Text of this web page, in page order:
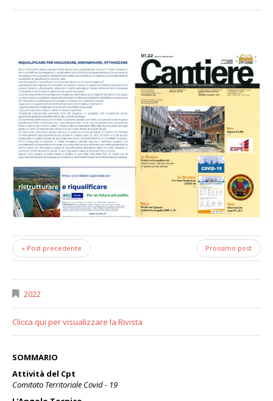
« Post precedente Prossimo post
2022
Clicca qui per visualizzare la Rivista
SOMMARIO
Attività del Cpt
Comitato Territoriale Covid - 19